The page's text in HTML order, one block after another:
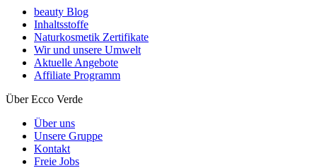
beauty Blog
Inhaltsstoffe
Naturkosmetik Zertifikate
Wir und unsere Umwelt
Aktuelle Angebote
Affiliate Programm
Über Ecco Verde
Über uns
Unsere Gruppe
Kontakt
Freie Jobs